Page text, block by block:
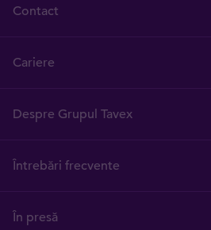
Contact
Cariere
Despre Grupul Tavex
Întrebări frecvente
În presă